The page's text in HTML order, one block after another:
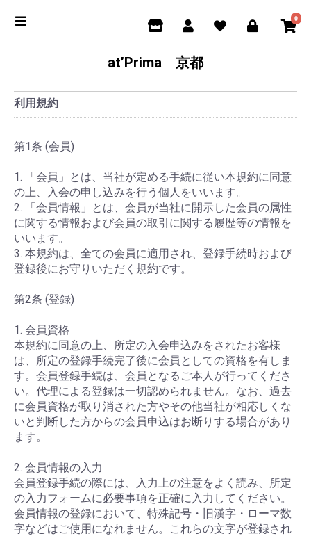
0
at’Prima 京都
利用規約
第1条 (会員)
1. 「会員」とは、当社が定める手続に従い本規約に同意
の上、入会の申し込みを行う個人をいいます。
2. 「会員情報」とは、会員が当社に開示した会員の属性
に関する情報および会員の取引に関する履歴等の情報を
いいます。
3. 本規約は、全ての会員に適用され、登録手続時および
登録後にお守りいただく規約です。
第2条 (登録)
1. 会員資格
本規約に同意の上、所定の入会申込みをされたお客様
は、所定の登録手続完了後に会員としての資格を有しま
す。会員登録手続は、会員となるご本人が行ってくださ
い。代理による登録は一切認められません。なお、過去
に会員資格が取り消された方やその他当社が相応しくな
いと判断した方からの会員申込はお断りする場合があり
ます。
2. 会員情報の入力
会員登録手続の際には、入力上の注意をよく読み、所定
の入力フォームに必要事項を正確に入力してください。
会員情報の登録において、特殊記号・旧漢字・ローマ数
字などはご使用になれません。これらの文字が登録され